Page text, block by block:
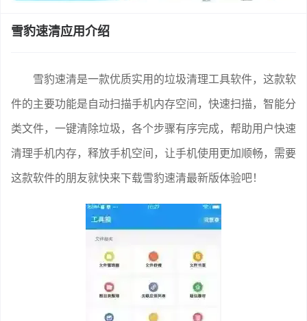
雪豹速清应用介绍
雪豹速清是一款优质实用的垃圾清理工具软件，这款软
件的主要功能是自动扫描手机内存空间，快速扫描，智能分
类文件，一键清除垃圾，各个步骤有序完成，帮助用户快速
清理手机内存，释放手机空间，让手机使用更加顺畅，需要
这款软件的朋友就快来下载雪豹速清最新版体验吧！